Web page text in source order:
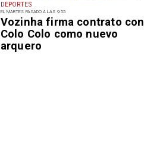
DEPORTES
EL MARTES PASADO A LAS 9:55
Vozinha firma contrato con
Colo Colo como nuevo
arquero